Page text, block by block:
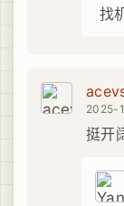
找
2025-
挺开